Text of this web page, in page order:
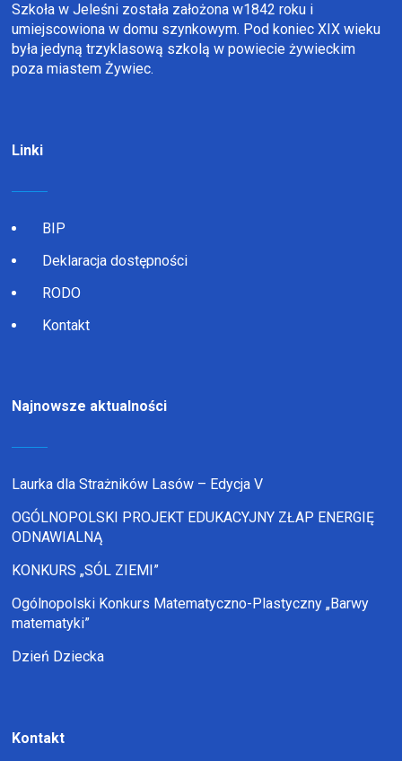
Szkoła w Jeleśni została założona w1842 roku i
umiejscowiona w domu szynkowym. Pod koniec XIX wieku
była jedyną trzyklasową szkolą w powiecie żywieckim
poza miastem Żywiec.
Linki
BIP
Deklaracja dostępności
RODO
Kontakt
Najnowsze aktualności
Laurka dla Strażników Lasów – Edycja V
OGÓLNOPOLSKI PROJEKT EDUKACYJNY ZŁAP ENERGIĘ
ODNAWIALNĄ
KONKURS „SÓL ZIEMI”
Ogólnopolski Konkurs Matematyczno-Plastyczny „Barwy
matematyki”
Dzień Dziecka
Kontakt